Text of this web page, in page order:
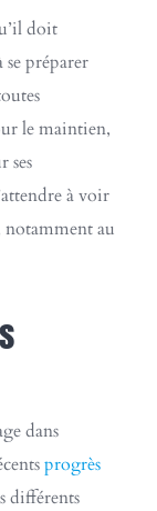
doit
préparer
le maintien,
ses
à voir
notamment au
dans
progrès
différents